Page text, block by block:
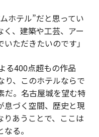
ホテル”だと思ってい
く、建築や工芸、アー
ただきたいのです」
る400点超もの作品
り、このホテルならで
だ。名古屋城を望む特
づく空間、歴史と現
あうことで、ここは
る。